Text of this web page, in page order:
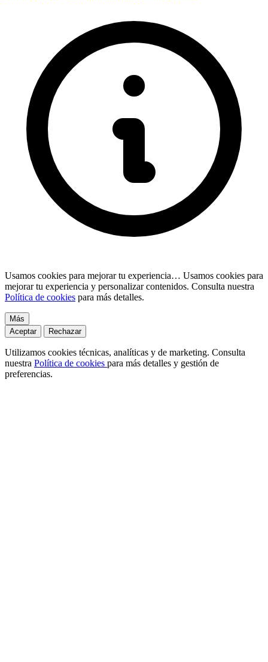
Usamos cookies para mejorar tu experiencia… Usamos cookies para
mejorar tu experiencia y personalizar contenidos. Consulta nuestra
Política de cookies para más detalles.
Más
Aceptar
Rechazar
Utilizamos cookies técnicas, analíticas y de marketing. Consulta
nuestra Política de cookies para más detalles y gestión de
preferencias.